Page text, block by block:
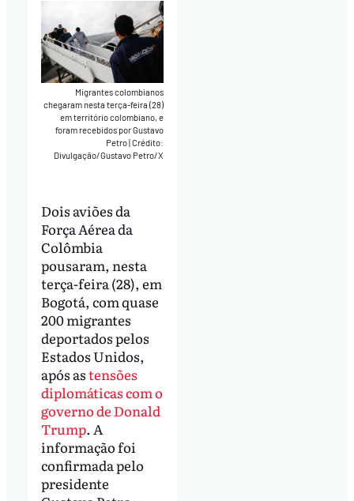
Migrantes colombianos
chegaram nesta terça-feira (28)
em território colombiano, e
foram recebidos por Gustavo
Petro|Crédito:
Divulgação/Gustavo Petro/X
Dois aviões da
Força Aérea da
Colômbia
pousaram, nesta
terça-feira (28), em
Bogotá, com quase
200 migrantes
deportados pelos
Estados Unidos,
após astensões
diplomáticas com o
governo de Donald
Trump. A
informação foi
confirmada pelo
presidente